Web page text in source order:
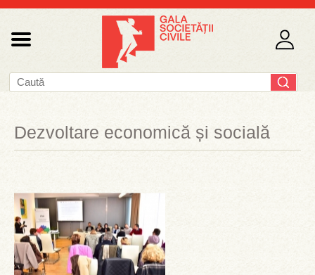
Dezvoltare economică și socială